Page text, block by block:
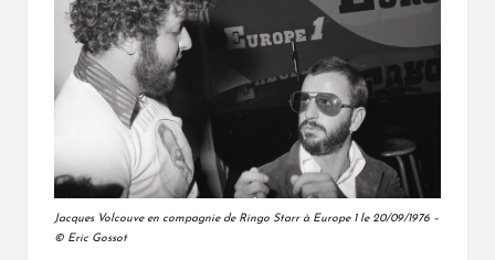
Jacques Volcouve en compagnie de Ringo Starr à Europe 1 le 20/09/1976 –
© Eric Gossot